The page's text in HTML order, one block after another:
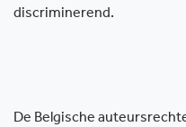
discriminerend.
De Belgische